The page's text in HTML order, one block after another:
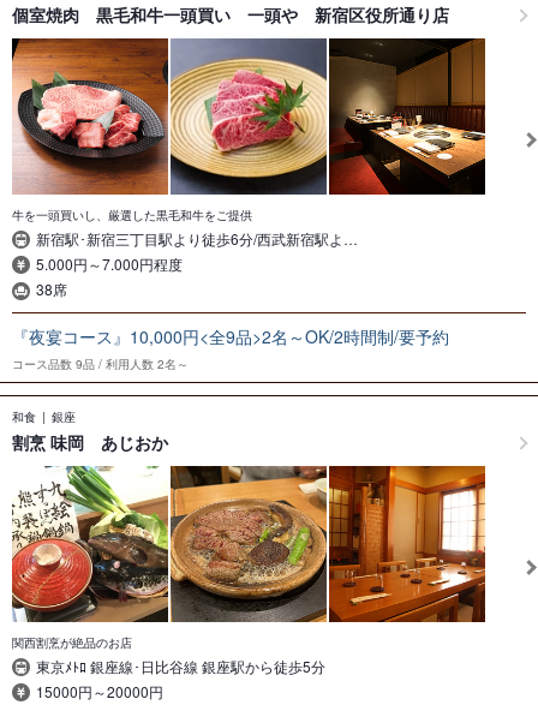
個室焼肉 黒毛和牛一頭買い 一頭や 新宿区役所通り店
牛を一頭買いし、厳選した黒毛和牛をご提供
新宿駅･新宿三丁目駅より徒歩6分/西武新宿駅よ…
5.000円～7.000円程度
38席
『夜宴コース』10,000円<全9品>2名～OK/2時間制/要予約
コース品数 9品 利用人数 2名～
和食 銀座
割烹 味岡 あじおか
関西割烹が絶品のお店
東京ﾒﾄﾛ 銀座線･日比谷線 銀座駅から徒歩5分
15000円～20000円